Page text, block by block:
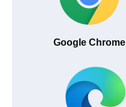
Google Chrome